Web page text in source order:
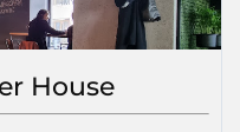
House